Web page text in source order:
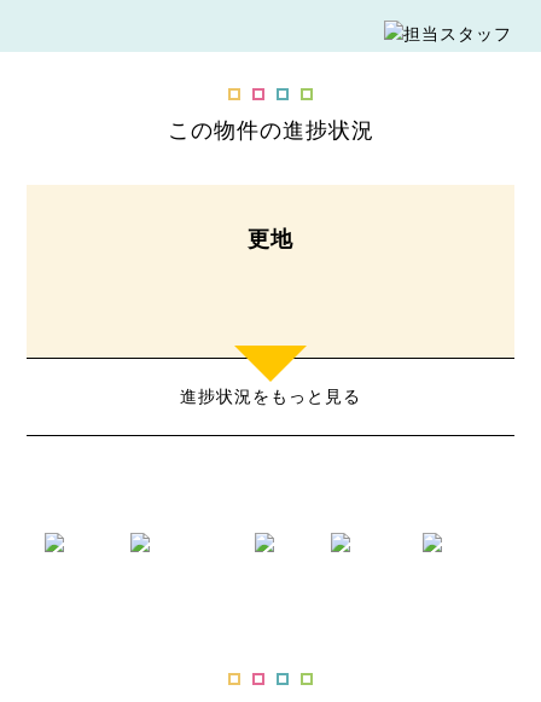
この物件の進捗状況
更地
進捗状況をもっと見る